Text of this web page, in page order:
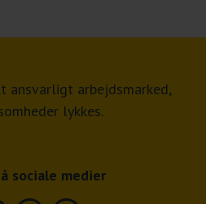
ansvarligt arbejdsmarked,
lykkes.
sociale medier